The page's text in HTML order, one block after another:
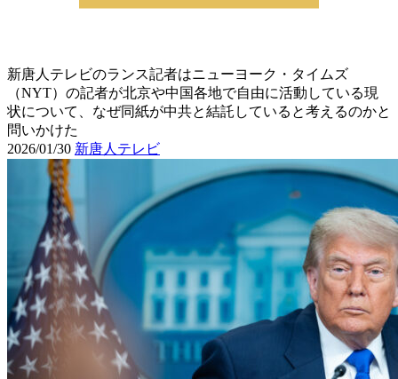
新唐人テレビのランス記者はニューヨーク・タイムズ
（NYT）の記者が北京や中国各地で自由に活動している現
状について、なぜ同紙が中共と結託していると考えるのかと
問いかけた
2026/01/30 新唐人テレビ